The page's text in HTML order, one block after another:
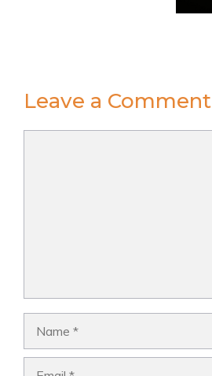
Leave a Comment